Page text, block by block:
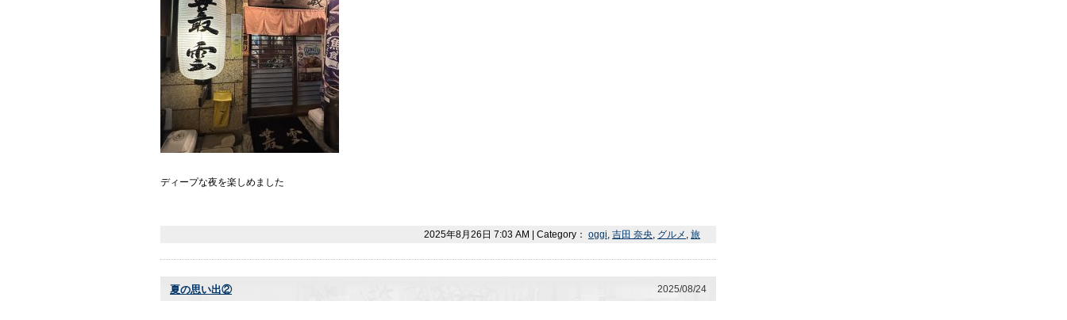
ディープな夜を楽しめました
2025年8月26日 7:03 AM | Category： oggi, 吉田 奈央, グルメ , 旅
夏の思い出② 2025/08/24